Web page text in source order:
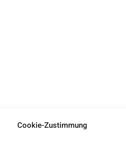
Cookie-Zustimmung